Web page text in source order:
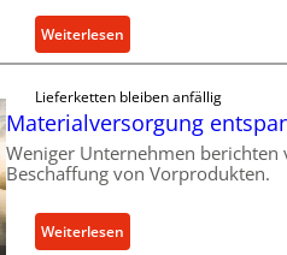
c
h
i
n
n
v
n
K
n
g
t
K
I
-
A
w
e
m
a
o
n
e
x
p
Weiterlesen:
R
l
l
e
n
f
ü
Lieferketten bleiben anfällig
Materialversorgung
Weniger Unternehmen
Beschaffung von Vorprodukten.
Weiterlesen: